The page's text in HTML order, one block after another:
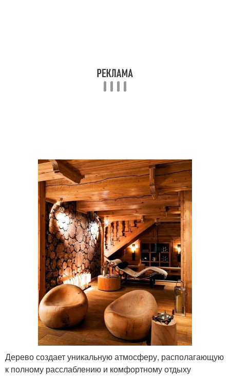
Дерево создает уникальную атмосферу, располагающую
к полному расслаблению и комфортному отдыху